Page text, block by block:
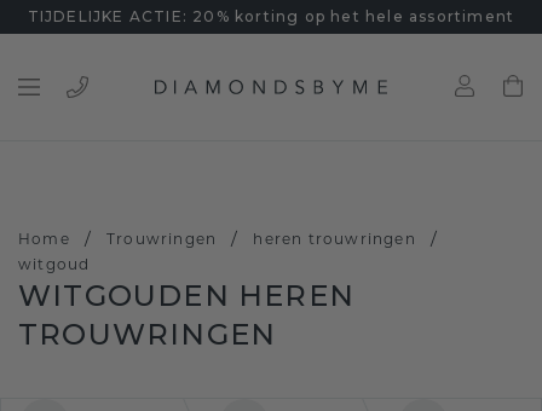
TIJDELIJKE ACTIE: 20% korting op het hele assortiment
Home / Trouwringen / heren trouwringen /
witgoud
WITGOUDEN HEREN
TROUWRINGEN